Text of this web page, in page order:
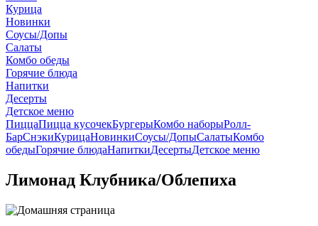
Курица
Новинки
Соусы/Допы
Салаты
Комбо обеды
Горячие блюда
Напитки
Десерты
Детское меню
ПиццаПицца кусочекБургерыКомбо наборыРолл-
БарСнэкиКурицаНовинкиСоусы/ДопыСалатыКомбо
обедыГорячие блюдаНапиткиДесертыДетское меню
Лимонад Клубника/Облепиха